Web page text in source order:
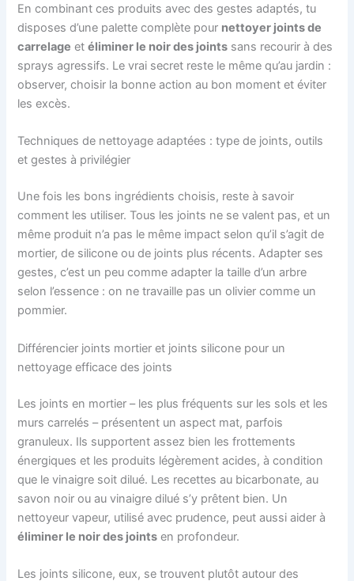
En combinant ces produits avec des gestes adaptés, tu
disposes d’une palette complète pour nettoyer joints de
carrelage etéliminer le noir des joints sans recourir à des
sprays agressifs. Le vrai secret reste le même qu’au jardin :
observer, choisir la bonne action au bon moment et éviter
les excès.
Techniques de nettoyage adaptées : type de joints, outils
et gestes à privilégier
Une fois les bons ingrédients choisis, reste à savoir
comment les utiliser. Tous les joints ne se valent pas, et un
même produit n’a pas le même impact selon qu’il s’agit de
mortier, de silicone ou de joints plus récents. Adapter ses
gestes, c’est un peu comme adapter la taille d’un arbre
selon l’essence : on ne travaille pas un olivier comme un
pommier.
Différencier joints mortier et joints silicone pour un
nettoyage efficace des joints
Les joints en mortier – les plus fréquents sur les sols et les
murs carrelés – présentent un aspect mat, parfois
granuleux. Ils supportent assez bien les frottements
énergiques et les produits légèrement acides, à condition
que le vinaigre soit dilué. Les recettes au bicarbonate, au
savon noir ou au vinaigre dilué s’y prêtent bien. Un
nettoyeur vapeur, utilisé avec prudence, peut aussi aider à
éliminer le noir des joints en profondeur.
Les joints silicone, eux, se trouvent plutôt autour des